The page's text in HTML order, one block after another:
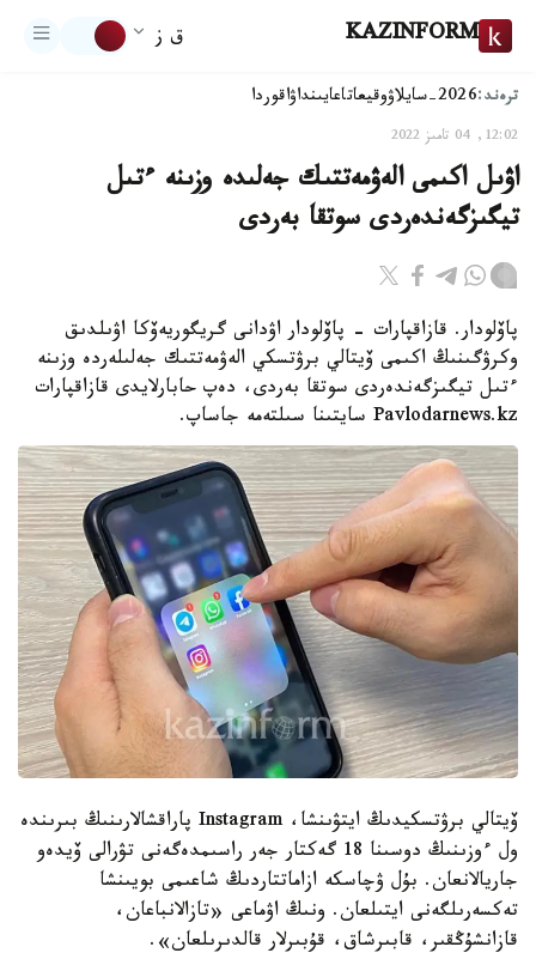
KAZINFORM ق ز
ترەند:2026-سايلاۋ وقيعاتاعايىنداۋاقوردا
12:02, 04 تامىز 2022
اۋىل اكىمى الەۋمەتتىك جەلىدە وزىنە ءتىل
تيگىزگەندەردى سوتقا بەردى
پاۆلودار. قازاقپارات - پاۆلودار اۋدانى گريگوريەۆكا اۋىلدىق
وكرۋگىنىڭ اكىمى ۆيتالي برۋتسكي الەۋمەتتىك جەلىلەردە وزىنە
ءتىل تيگىزگەندەردى سوتقا بەردى، دەپ حابارلايدى قازاقپارات
Pavlodarnews.kz سايتىنا سىلتەمە جاساپ.
ۆيتالي برۋتسكيدىڭ ايتۋىنشا، Instagram پاراقشالارىنىڭ بىرىندە
ول ءوزىنىڭ دوسىنا 18 گەكتار جەر راسىمدەگەنى تۋرالى ۆيدەو
جاريالانعان. بۇل ۋچاسكە ازاماتتاردىڭ شاعىمى بويىنشا
تەكسەرىلگەنى ايتىلعان. ونىڭ اۋماعى «تازالانباعان،
قازانشۇڭقىر، قابىرشاق، قۇبىرلار قالدىرىلعان».